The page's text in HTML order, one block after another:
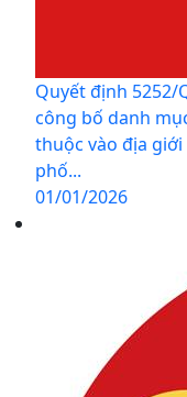
Quyết định 5252/
công bố danh
thuộc vào địa
phố...
01/01/2026